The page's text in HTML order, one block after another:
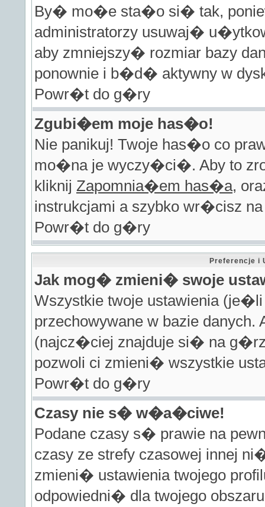
By� mo�e sta�o si� tak,
administratorzy usuwaj�
aby zmniejszy� rozmiar bazy
ponownie i b�d� aktywny w
Powr�t do g�ry
Zgubi�em moje has�o!
Nie panikuj! Twoje has�o co
mo�na je wyczy�ci�. Aby to
kliknij Zapomnia�em has�a,
instrukcjami a szybko wr�cisz
Powr�t do g�ry
Preferencje i
Jak mog� zmieni� swoje
Wszystkie twoje ustawienia
przechowywane w bazie
(najcz�ciej znajduje si� na
pozwoli ci zmieni� wszystkie
Powr�t do g�ry
Czasy nie s� w�a�ciwe!
Podane czasy s� prawie na
czasy ze strefy czasowej innej
zmieni� ustawienia twojego
odpowiedni� dla twojego